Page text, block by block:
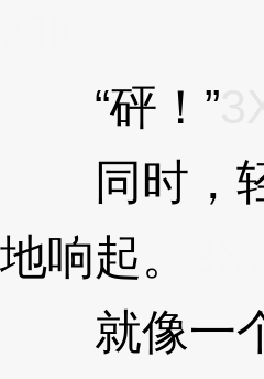
“砰！”
同时，轻
地响起。
就像一个